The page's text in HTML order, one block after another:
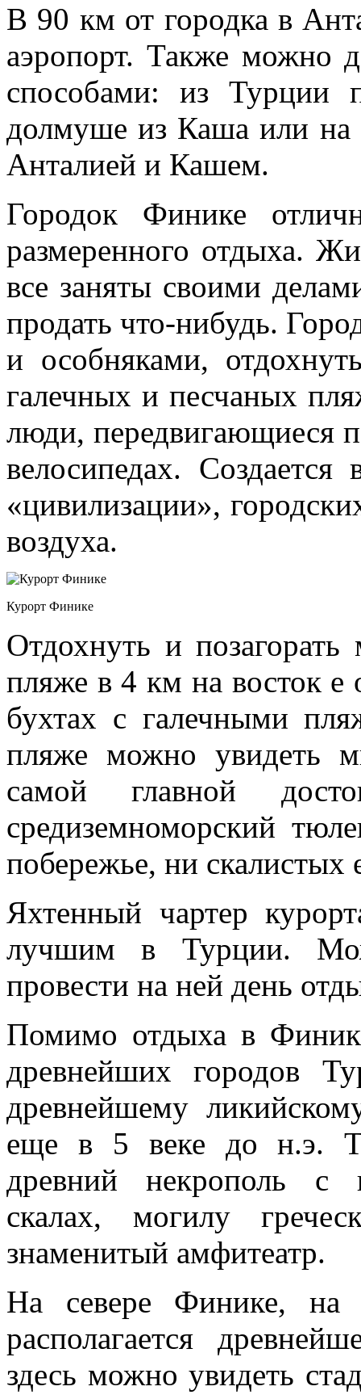
В 90 км от городка в
аэропорт. Также можно
способами: из
долмуше из Каша или на
Анталией и Кашем.
Городок Финике
размеренного отдыха.
все заняты своими
продать что-нибудь.
и особняками,
галечных и песчаных
люди, передвигающиеся
велосипедах. Создается
«цивилизации»,
воздуха.
Курорт Финике
Отдохнуть и
пляже в 4 км на восток
бухтах с галечными
пляже можно увидеть
самой главной
средиземноморский
побережье, ни скалистых
Яхтенный чартер
лучшим в Турции.
провести на ней день
Помимо отдыха в
древнейших городов
древнейшему
еще в 5 веке до н.э.
древний некрополь с
скалах, могилу
знаменитый амфитеатр.
На севере Финике, на
располагается
здесь можно увидеть